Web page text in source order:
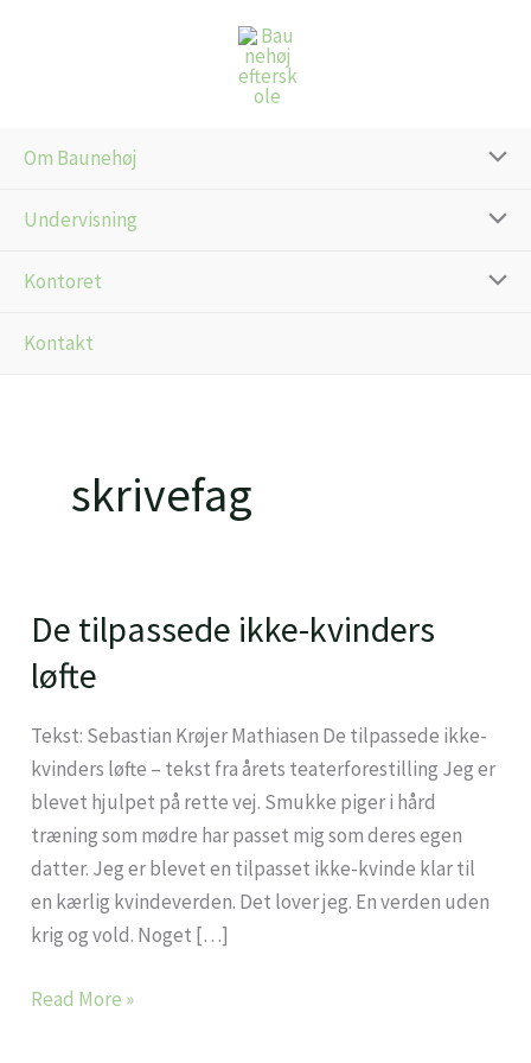
Om Baunehøj
Undervisning
Kontoret
Kontakt
skrivefag
De tilpassede ikke-kvinders
løfte
Tekst: Sebastian Krøjer Mathiasen De tilpassede ikke-
kvinders løfte – tekst fra årets teaterforestilling Jeg er
blevet hjulpet på rette vej. Smukke piger i hård
træning som mødre har passet mig som deres egen
datter. Jeg er blevet en tilpasset ikke-kvinde klar til
en kærlig kvindeverden. Det lover jeg. En verden uden
krig og vold. Noget […]
De
tilpassede
ikke-
kvinders
løfte
Read More »